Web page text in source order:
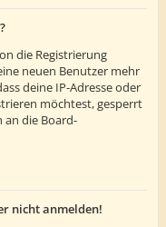
die Registrierung
neuen Benutzer mehr
deine IP-Adresse oder
möchtest, gesperrt
an die Board-
nicht anmelden!